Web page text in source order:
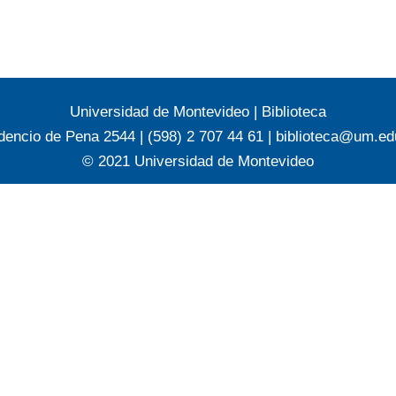
Universidad de Montevideo | Biblioteca
de Pena 2544 | (598) 2 707 44 61 |
© 2021 Universidad de Montevideo